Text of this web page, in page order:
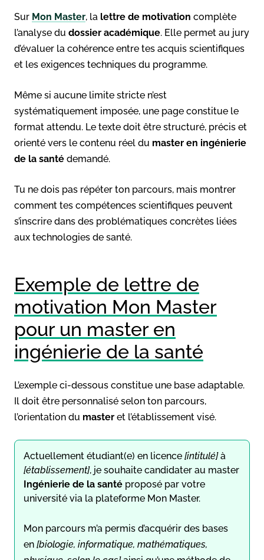
Sur Mon Master, la lettre de motivation complète
l’analyse du dossier académique. Elle permet au jury
d’évaluer la cohérence entre tes acquis scientifiques
et les exigences techniques du programme.
Même si aucune limite stricte n’est
systématiquement imposée, une page constitue le
format attendu. Le texte doit être structuré, précis et
orienté vers le contenu réel du master en ingénierie
de la santé demandé.
Tu ne dois pas répéter ton parcours, mais montrer
comment tes compétences scientifiques peuvent
s’inscrire dans des problématiques concrètes liées
aux technologies de santé.
Exemple de lettre de
motivation Mon Master
pour un master en
ingénierie de la santé
L’exemple ci-dessous constitue une base adaptable.
Il doit être personnalisé selon ton parcours,
l’orientation du master et l’établissement visé.
Actuellement étudiant(e) en licence [intitulé]à
[établissement], je souhaite candidater au master
Ingénierie de la santé proposé par votre
université via la plateforme Mon Master.
Mon parcours m’a permis d’acquérir des bases
en [biologie, informatique, mathématiques,